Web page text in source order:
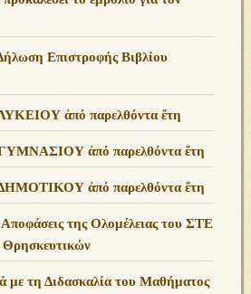
Επιστροφής Βιβλίου
ΛΥΚΕΙΟΥ ἀπό παρελθόντα ἔτη
ΓΥΜΝΑΣΙΟΥ ἀπό παρελθόντα ἔτη
ΔΗΜΟΤΙΚΟΥ ἀπό παρελθόντα ἔτη
Αποφάσεις της Ολομέλειας του ΣΤΕ
με τη Διδασκαλία του Μαθήματος